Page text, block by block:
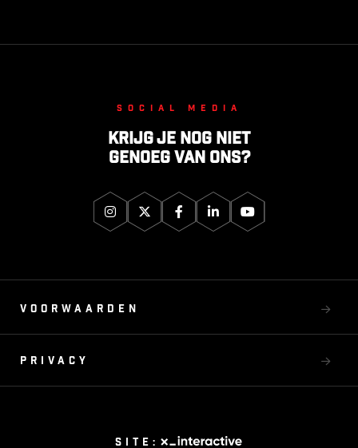
Social media
Krijg je nog niet
genoeg van ons?
Voorwaarden
Privacy
Site: